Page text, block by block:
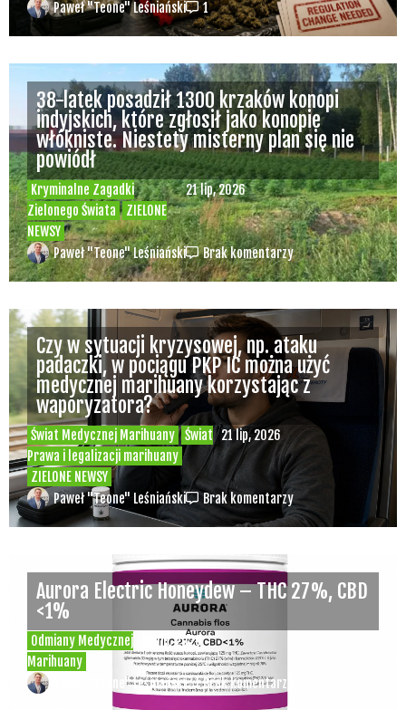
Paweł "Teone" Leśniański Brak komentarzy
Świat Medycznej Marihuany
Świat
Prawa i legalizacji marihuany
ZIELONE NEWSY
17 lip, 2026
Wolne Konopie: Komfort sąsiada jest
ważniejszy niż komfort pacjenta
korzystającego z medycznej marihuany
Paweł "Teone" Leśniański Brak komentarzy
Inne
Świat Palaczy
ZIELONE NEWSY
16 lip, 2026
Pies zjadł marihuanę leżącą na górskim
szlaku, po chwili potrzebował pomocy
ratowników
Paweł "Teone" Leśniański Brak komentarzy
Inne
Świat Zielonego Kina i 15 lip, 2026
Ali G powraca? Pojawił się na finale
Wimbledonu jako diler zioła – „bo w tenisa
najlepiej gra się na trawie”
Paweł "Teone" Leśniański Brak komentarzy